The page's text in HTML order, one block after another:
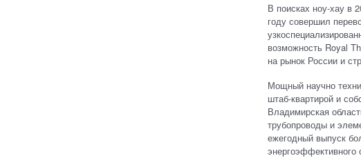
В поисках ноу-хау в
году совершил
возможность Royal
на рынок России и
Мощный научно
штаб-квартирой и
Владимирская
трубопроводы и
ежегодный выпуск
энергоэффективного